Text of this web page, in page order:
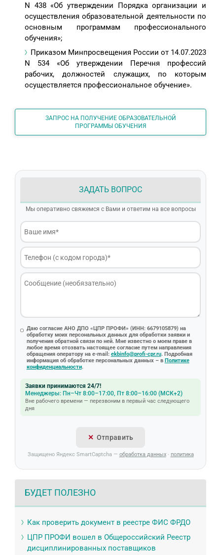
N 438 «Об утверждении Порядка организации и
осуществления образовательной деятельности по
основным программам профессионального
обучения»;
Приказом Минпросвещения России от 14.07.2023
N 534 «Об утверждении Перечня профессий
рабочих, должностей служащих, по которым
осуществляется профессиональное обучение».
ЗАПРОС НА ПОЛУЧЕНИЕ ОБРАЗОВАТЕЛЬНОЙ
ПРОГРАММЫ ОБУЧЕНИЯ
ЗАДАТЬ ВОПРОС
Мы оперативно свяжемся с Вами и ответим на все вопросы
Даю согласие АНО ДПО «ЦПР ПРОФИ» (ИНН: 6679105879) на
обработку моих персональных данных для обработки заявки и
получения обратной связи по ней. Мне известно о моем праве в
любое время отозвать настоящее согласие путем направления
обращения оператору на e-mail: ekbinfo@profi-cpr.ru. Подробная
информация об обработке персональных данных – в Политике
конфиденциальности.
Заявки принимаются 24/7!
Менеджеры: Пн–Чт 8:00–17:00, Пт 8:00–16:00 (МСК+2)
Вне рабочего времени — перезвоним в первый час следующего
дня
Отправить
Защищено Яндекс SmartCaptcha — обработка данных· политика
БУДЕТ ПОЛЕЗНО
Как проверить документ в реестре ФИС ФРДО
ЦПР ПРОФИ вошел в Общероссийский Реестр
дисциплинированных поставщиков